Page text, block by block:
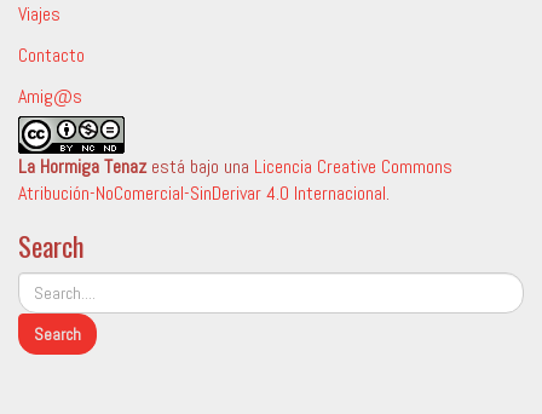
Viajes
Contacto
Amig@s
La Hormiga Tenazestá bajo una Licencia Creative Commons
Atribución-NoComercial-SinDerivar 4.0 Internacional.
Search